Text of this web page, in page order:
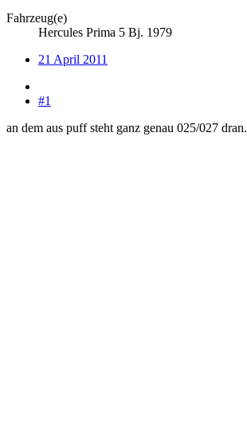
Fahrzeug(e)
Hercules Prima 5 Bj. 1979
21 April 2011
#1
an dem aus puff steht ganz genau 025/027 dran.